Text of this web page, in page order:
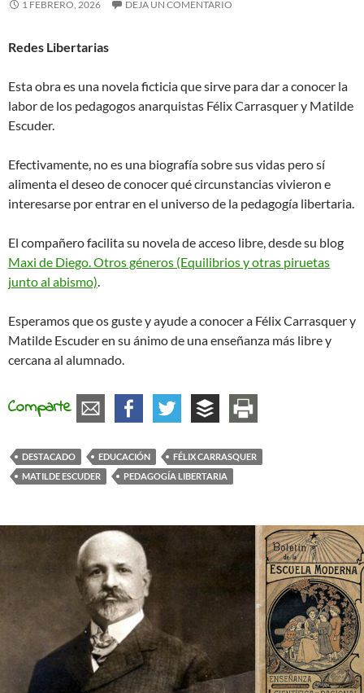
1 FEBRERO, 2026 DEJA UN COMENTARIO
Redes Libertarias
Esta obra es una novela ficticia que sirve para dar a conocer la
labor de los pedagogos anarquistas Félix Carrasquer y Matilde
Escuder.
Efectivamente, no es una biografía sobre sus vidas pero sí
alimenta el deseo de conocer qué circunstancias vivieron e
interesarse por entrar en el universo de la pedagogía libertaria.
El compañero facilita su novela de acceso libre, desde su blog
Maxi de Diego. Otros géneros (Equilibrios y otras piruetas
junto al abismo).
Esperamos que os guste y ayude a conocer a Félix Carrasquer y
Matilde Escuder en su ánimo de una enseñanza más libre y
cercana al alumnado.
Comparte
DESTACADO EDUCACIÓN
FÉLIX CARRASQUER
MATILDE ESCUDER
PEDAGOGÍA LIBERTARIA